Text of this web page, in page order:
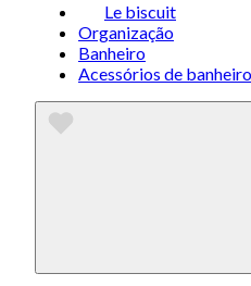
Le biscuit
Organização
Banheiro
Acessórios de banheiro